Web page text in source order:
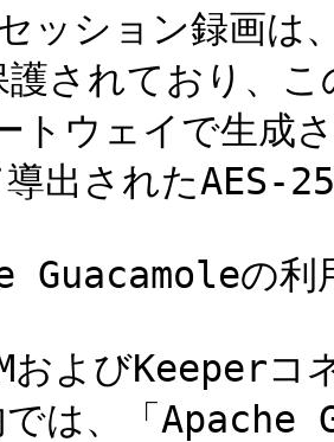
ッション録画は
されており、こ
トウェイで生成
出されたAES-
Guacamoleの利
およびKeeperコ
では、「Apache